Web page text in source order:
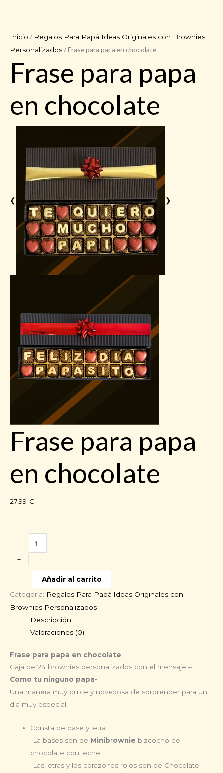
Inicio / Regalos Para Papá Ideas Originales con Brownies
Personalizados/ Frase para papa en chocolate
Frase para papa
en chocolate
❮ ❯
Frase para papa
en chocolate
27,99 €
-
para
papa
chocolate
cantidad
+
Añadir al carrito
Categoría: Regalos Para Papá Ideas Originales con
Brownies Personalizados
Descripción
Valoraciones (0)
Frase para papa en chocolate
Caja de 24 brownies personalizados con el mensaje –
Como tu ninguno papa-
Una manera muy dulce y novedosa de sorprender para un
dia muy especial.
Consta de base y letra:
-La bases son de Minibrownie bizcocho de
chocolate con leche.
-Las letras y los corazones rojos son de Chocolate